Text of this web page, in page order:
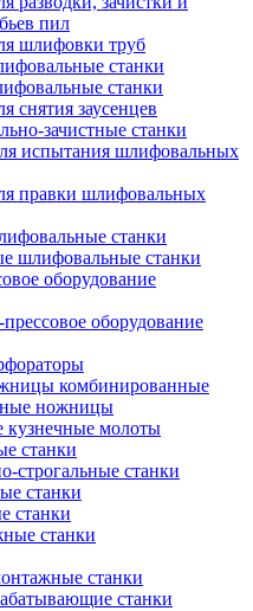
пил
шлифовки труб
станки
станки
снятия заусенцев
зачистные станки
испытания шлифовальных
правки шлифовальных
станки
шлифовальные станки
оборудование
оборудование
комбинированные
ножницы
кузнечные молоты
станки
строгальные станки
станки
станки
станки
станки
станки